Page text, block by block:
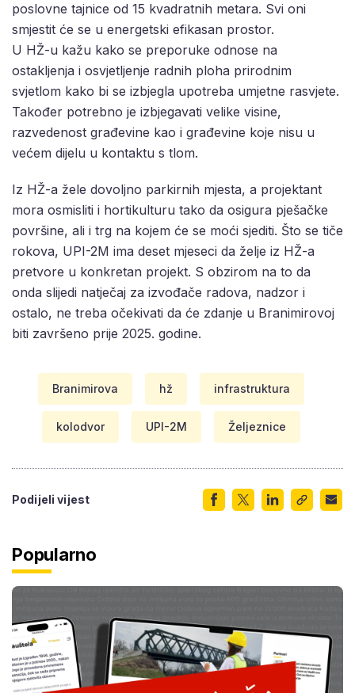
poslovne tajnice od 15 kvadratnih metara. Svi oni
smjestit će se u energetski efikasan prostor.
U HŽ-u kažu kako se preporuke odnose na
ostakljenja i osvjetljenje radnih ploha prirodnim
svjetlom kako bi se izbjegla upotreba umjetne rasvjete.
Također potrebno je izbjegavati velike visine,
razvedenost građevine kao i građevine koje nisu u
većem dijelu u kontaktu s tlom.
Iz HŽ-a žele dovoljno parkirnih mjesta, a projektant
mora osmisliti i hortikulturu tako da osigura pješačke
površine, ali i trg na kojem će se moći sjediti. Što se tiče
rokova, UPI-2M ima deset mjeseci da želje iz HŽ-a
pretvore u konkretan projekt. S obzirom na to da
onda slijedi natječaj za izvođače radova, nadzor i
ostalo, ne treba očekivati da će zdanje u Branimirovoj
biti završeno prije 2025. godine.
Branimirova hž infrastruktura
kolodvor UPI-2M Željeznice
Podijeli vijest
Popularno